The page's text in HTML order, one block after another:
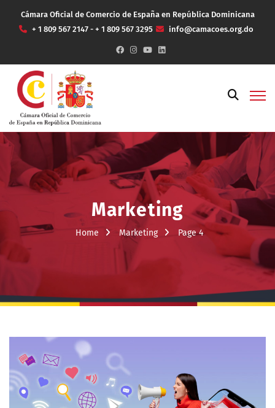
Cámara Oficial de Comercio de España en República Dominicana
+ 1 809 567 2147 - + 1 809 567 3295
info@camacoes.org.do
Marketing
Home Marketing Page 4